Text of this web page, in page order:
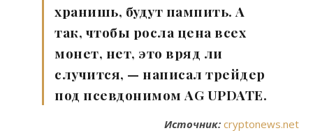
хранишь, будут пампить. А
так, чтобы росла цена всех
монет, нет, это вряд ли
случится, — написал трейдер
под псевдонимом AG UPDATE.
Источник: cryptonews.net